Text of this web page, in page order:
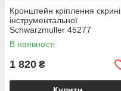
Кронштейн кріплення скрині
інструментальної
Schwarzmuller 45277
ORIGINAL
В наявності
1 820 ₴